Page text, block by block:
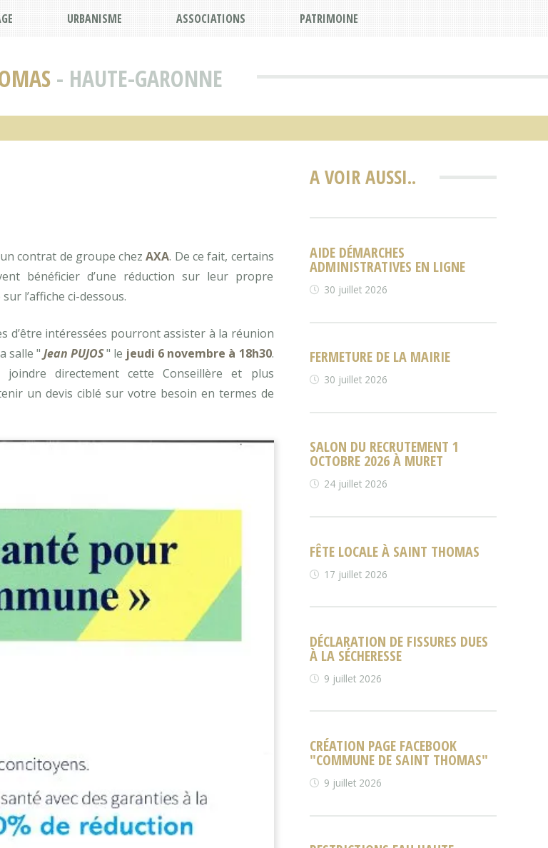
- HAUTE-GARONNE
URBANISME ASSOCIATIONS PATRIMOINE
contrat de groupe chezAXA. De ce fait, certains
bénéficier d’une réduction sur leur propre
l’affiche ci-dessous.
d’être intéressées pourront assister à la réunion
salle " Jean PUJOS" le jeudi 6 novembre à 18h30.
joindre directement cette Conseillère et plus
un devis ciblé sur votre besoin en termes de
A VOIR AUSSI..
AIDE DÉMARCHES
ADMINISTRATIVES EN LIGNE
30 juillet 2026
FERMETURE DE LA MAIRIE
30 juillet 2026
SALON DU RECRUTEMENT 1
OCTOBRE 2026 À MURET
24 juillet 2026
FÊTE LOCALE À SAINT THOMAS
17 juillet 2026
DÉCLARATION DE FISSURES DUES
À LA SÉCHERESSE
9 juillet 2026
CRÉATION PAGE FACEBOOK
"COMMUNE DE SAINT THOMAS"
9 juillet 2026